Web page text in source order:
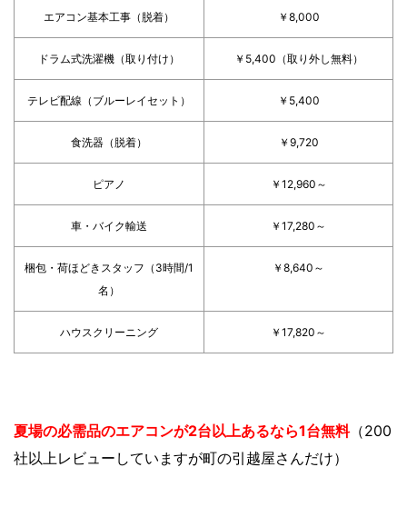
エアコン基本工事（脱着） ￥8,000
ドラム式洗濯機（取り付け） ￥5,400（取り外し無料）
テレビ配線（ブルーレイセット） ￥5,400
食洗器（脱着） ￥9,720
ピアノ ￥12,960～
車・バイク輸送 ￥17,280～
梱包・荷ほどきスタッフ（3時間/1
名）
￥8,640～
ハウスクリーニング ￥17,820～
夏場の必需品のエアコンが2台以上あるなら1台無料（200
社以上レビューしていますが町の引越屋さんだけ）